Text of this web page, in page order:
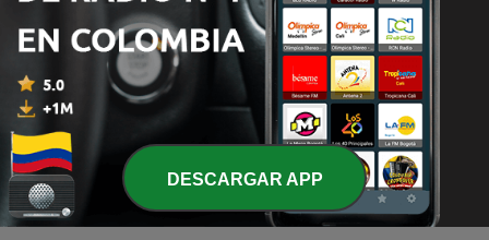
1974 - Tendencias de Halloween
03 oct. 2025
1973 -
Julio Correal nos visita en El Mañanero de La
Mega.
03 oct. 2025
1972 - ¿CUÁLES SON LAS EXIGENCIAS QUE TE DA
MIEDO PEDIR A TU PAREJA?
03 oct. 2025
DESCARGAR APP